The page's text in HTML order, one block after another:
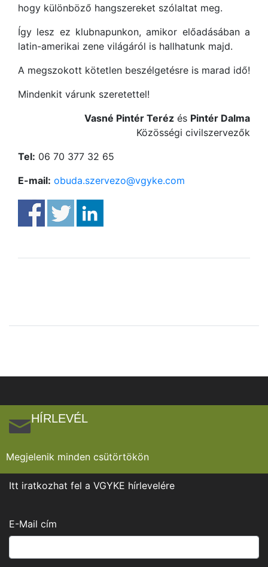
hogy különböző hangszereket szólaltat meg.
Így lesz ez klubnapunkon, amikor előadásában a
latin-amerikai zene világáról is hallhatunk majd.
A megszokott kötetlen beszélgetésre is marad idő!
Mindenkit várunk szeretettel!
Vasné Pintér Teréz és Pintér Dalma
Közösségi civilszervezők
Tel: 06 70 377 32 65
E-mail: obuda.szervezo@vgyke.com
HÍRLEVÉL
Megjelenik minden csütörtökön
Itt iratkozhat fel a VGYKE hírlevelére
E-Mail cím